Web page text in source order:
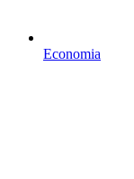
Economia